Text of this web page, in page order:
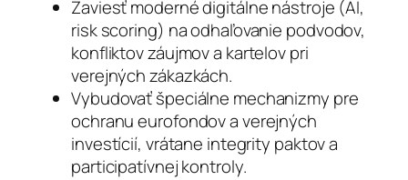
Zaviesť moderné digitálne nástroje (AI,
risk scoring) na odhaľovanie podvodov,
konfliktov záujmov a kartelov pri
verejných zákazkách.
Vybudovať špeciálne mechanizmy pre
ochranu eurofondov a verejných
investícií, vrátane integrity paktov a
participatívnej kontroly.